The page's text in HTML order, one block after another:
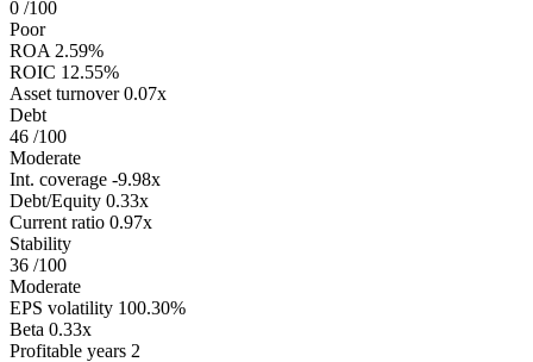
0 /100
Poor
ROA 2.59%
ROIC 12.55%
Asset turnover 0.07x
Debt
46 /100
Moderate
Int. coverage -9.98x
Debt/Equity 0.33x
Current ratio 0.97x
Stability
36 /100
Moderate
EPS volatility 100.30%
Beta 0.33x
Profitable years 2